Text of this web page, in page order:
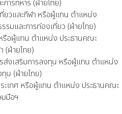
ารทหาร (ฝ่ายไทย)
และกีฬา หรือผู้แทน ตำแหน่ง
มและการท่องเที่ยว (ฝ่ายไทย)
ผู้แทน ตำแหน่ง ประธานคณะ
(ฝ่ายไทย)
เสริมการลงทุน หรือผู้แทน ตำแหน่ง
น (ฝ่ายไทย)
ทศ หรือผู้แทน ตำแหน่ง ประธานคณะ
มือฯ